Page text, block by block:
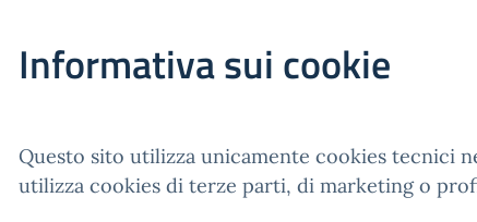
Informativa sui cookie
Questo sito utilizza unicamente cookies tecnici
utilizza cookies di terze parti, di marketing o